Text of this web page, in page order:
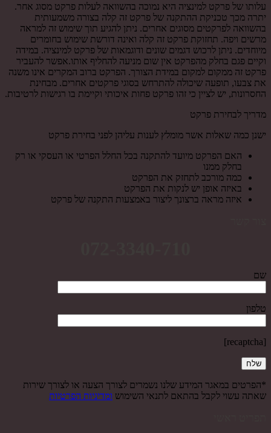
עלותו של פרקט למינציה היא נמוכה בהשוואה לעלות פרקט מסוג אחר.
יתרה מכך טכניקת ההתקנה של פרקט זה קלה בצורה משמעותית
בהשוואה לפרקטים מסוגים אחרים. ניתן להגיע תוך שימוש זה למראה
מרשים ויפה. תחזוקת פרקט זה קלה ואינה דורשת שימוש בחומרים
מיוחדים. ניתן לרכוש דגמים שונים ודוגמאות של פרקט למינציה. במידה
וקיים פגם בחלק מהפרקט אין שום מניעה להחליף אותו.אפשר להעביר
פרקט זה ממקום למקום במידת הצורך. הפרקט ברוב המקרים אינו משנה
את צבעו, תופעה שיכולה להתרחש בסוגי פרקטים אחרים. מבחינת
החסרונות, יש לציין כי זהו פרקט פחות איכותי וקיימת בו רגישות לרטיבות.
מדריך לבחירת פרקט
ישנן כמה שאלות אשר מומלץ לענות עליהן לפני בחירת פרקט
האם הפרקט מיועד להתקנה בכל החלל הפרטי או העסקי או רק
בחלק ממנו
כמה מורכב לתחזק את הפרקט
באיזה אופן יש לנקות את הפרקט
איזה מראה ברצונך ליצור באמצעות התקנה של פרקט
שם
טלפון
[recaptcha]
*הפרטים במאגר המידע שלנו נשמרים לצורך הצעה או לצורך שירות
שאתה עשוי לקבל בהתאם לתנאי השימוש ומדיניות הפרטיות